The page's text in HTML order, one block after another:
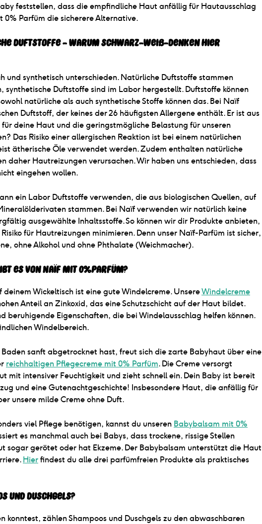
feststellen, dass die empfindliche Haut anfällig für Hautausschlag
0% Parfüm die sicherere Alternative.
Duftstoffe - warum Schwarz-Weiß-Denken hier
und synthetisch unterschieden. Natürliche Duftstoffe stammen
synthetische Duftstoffe sind im Labor hergestellt. Duftstoffe können
natürliche als auch synthetische Stoffe können das. Bei Naïf
Duftstoff, der keines der 26 häufigsten Allergene enthält. Er ist aus
deine Haut und die geringstmögliche Belastung für unseren
Das Risiko einer allergischen Reaktion ist bei einem natürlichen
ätherische Öle verwendet werden. Zudem enthalten natürliche
daher Hautreizungen verursachen. Wir haben uns entschieden, dass
eingehen wollen.
ein Labor Duftstoffe verwenden, die aus biologischen Quellen, auf
stammen. Bei Naïf verwenden wir natürlich keine
ausgewählte Inhaltsstoffe. So können wir dir Produkte anbieten,
für Hautreizungen minimieren. Denn unser Naïf-Parfüm ist sicher,
ohne Alkohol und ohne Phthalate (Weichmacher).
es von Naïf mit 0% Parfüm?
Wickeltisch ist eine gute Windelcreme. UnsereWindelcreme
Anteil an Zinkoxid, das eine Schutzschicht auf der Haut bildet.
beruhigende Eigenschaften, die bei Windelausschlag helfen können.
Windelbereich.
sanft abgetrocknet hast, freut sich die zarte Babyhaut über eine
reichhaltigen Pflegecreme mit 0% Parfüm. Die Creme versorgt
mit intensiver Feuchtigkeit und zieht schnell ein. Dein Baby ist bereit
und eine Gutenachtgeschichte! Insbesondere Haut, die anfällig für
unsere milde Creme ohne Duft.
viel Pflege benötigen, kannst du unseren Babybalsam mit 0%
es manchmal auch bei Babys, dass trockene, rissige Stellen
sogar gerötet oder hat Ekzeme. Der Babybalsam unterstützt die Haut
Hierfindest du alle drei parfümfreien Produkte als praktisches
und Duschgels?
konntest, zählen Shampoos und Duschgels zu den abwaschbaren